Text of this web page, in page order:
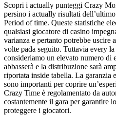
Scopri i actually punteggi Crazy
persino i actually risultati
Period of time. Queste statistiche
qualsiasi giocatore di casino
varianza e pertanto potrebbe uscire
volte pada seguito. Tuttavia every
consideriamo un elevato numero di
abbasserà e la distribuzione sarà
riportata inside tabella. La garanzia
sono importanti per coprire
Crazy Time è regolamentato da
costantemente il gara per garantire
proteggere i giocatori.